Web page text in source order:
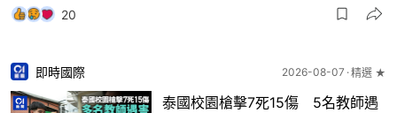
20
即時國際 2026-08-07 精選 ★
泰國校園槍擊7死15傷 5名教師遇